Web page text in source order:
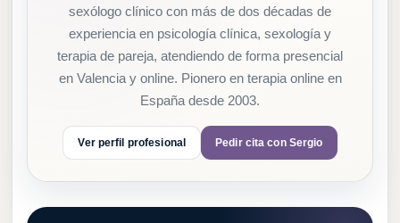
sexólogo clínico con más de dos décadas de
experiencia en psicología clínica, sexología y
terapia de pareja, atendiendo de forma presencial
en Valencia y online. Pionero en terapia online en
España desde 2003.
Ver perfil profesional Pedir cita con Sergio